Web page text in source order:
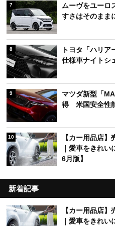
7
ムーヴをユーロ
すさはそのまま
8
トヨタ「ハリ
仕様車ナイトシ
9
マツダ新型「
得 米国安全性
10
【カー用品店
｜愛車をきれ
6月版】
新着記事
【カー用品店
｜愛車をきれ